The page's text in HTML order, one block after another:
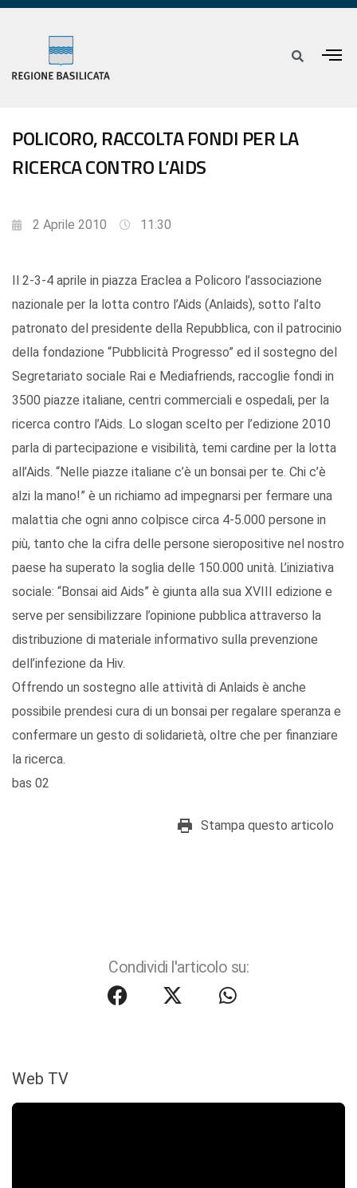
POLICORO, RACCOLTA FONDI PER LA
RICERCA CONTRO L’AIDS
2 Aprile 2010 11:30
Il 2-3-4 aprile in piazza Eraclea a Policoro l’associazione
nazionale per la lotta contro l’Aids (Anlaids), sotto l’alto
patronato del presidente della Repubblica, con il patrocinio
della fondazione “Pubblicità Progresso” ed il sostegno del
Segretariato sociale Rai e Mediafriends, raccoglie fondi in
3500 piazze italiane, centri commerciali e ospedali, per la
ricerca contro l’Aids. Lo slogan scelto per l’edizione 2010
parla di partecipazione e visibilità, temi cardine per la lotta
all’Aids. “Nelle piazze italiane c’è un bonsai per te. Chi c’è
alzi la mano!” è un richiamo ad impegnarsi per fermare una
malattia che ogni anno colpisce circa 4-5.000 persone in
più, tanto che la cifra delle persone sieropositive nel nostro
paese ha superato la soglia delle 150.000 unità. L’iniziativa
sociale: “Bonsai aid Aids” è giunta alla sua XVIII edizione e
serve per sensibilizzare l’opinione pubblica attraverso la
distribuzione di materiale informativo sulla prevenzione
dell’infezione da Hiv.
Offrendo un sostegno alle attività di Anlaids è anche
possibile prendesi cura di un bonsai per regalare speranza e
confermare un gesto di solidarietà, oltre che per finanziare
la ricerca.
bas 02
Stampa questo articolo
Condividi l'articolo su:
Web TV